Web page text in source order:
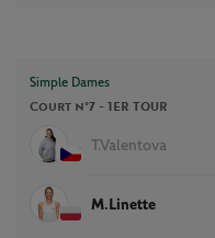
Simple Dames
Court n°7 - 1ER TOUR
T.Valentova
M.Linette